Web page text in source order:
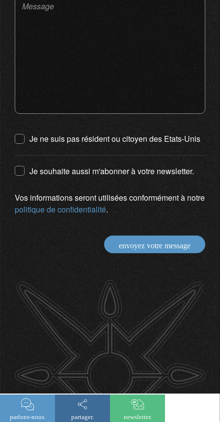
Message
Je ne suis pas résident ou citoyen des Etats-Unis
Je souhaite aussi m'abonner à votre newsletter.
Vos informations seront utilisées conformément à notre
politique de confidentialité.
envoyez votre message
parlons-nous. partager. newsletter.